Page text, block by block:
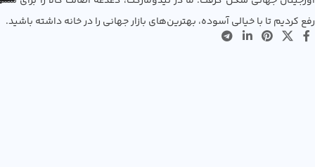
رفع کردیم تا با خیالی آسوده، بهترین‌های بازار جهانی را در خانه داشته باشید.